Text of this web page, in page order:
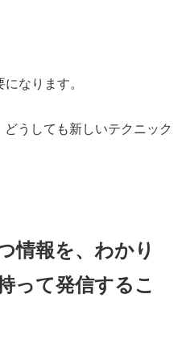
なります。
うしても新しいテクニック
情報を、わかり
って発信するこ